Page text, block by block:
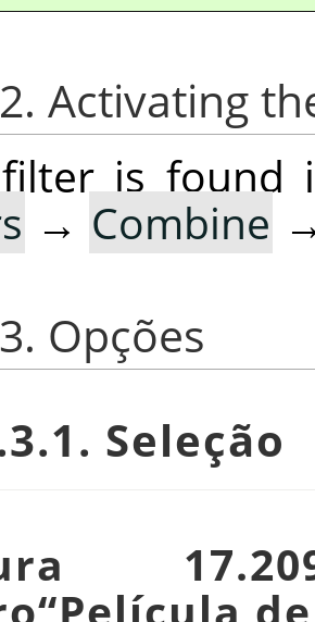
Activating
is found
→ Combine
Opções
Seleção
“Película